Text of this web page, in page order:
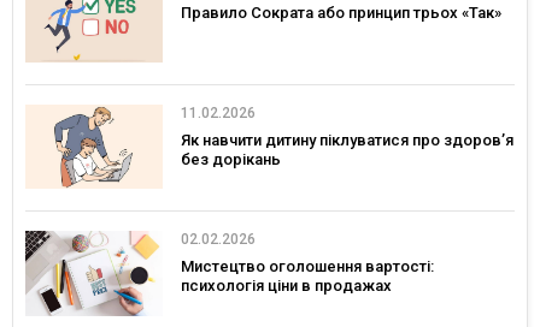
Правило Сократа або принцип трьох «Так»
11.02.2026
Як навчити дитину піклуватися про здоров’я
без дорікань
02.02.2026
Мистецтво оголошення вартості:
психологія ціни в продажах